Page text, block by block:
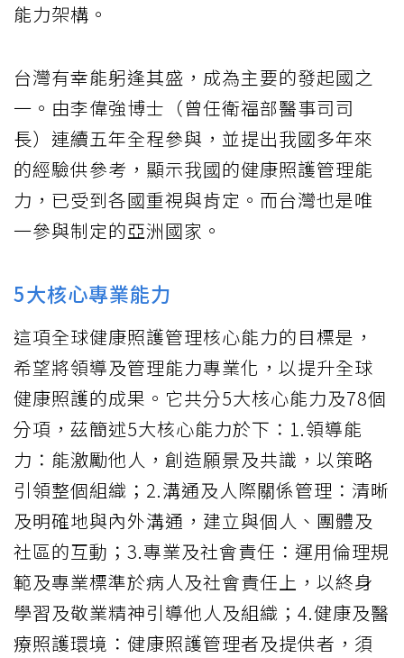
能力架構。
台灣有幸能躬逢其盛，成為主要的發起國之
一。由李偉強博士（曾任衛福部醫事司司
長）連續五年全程參與，並提出我國多年來
的經驗供參考，顯示我國的健康照護管理能
力，已受到各國重視與肯定。而台灣也是唯
一參與制定的亞洲國家。
5大核心專業能力
這項全球健康照護管理核心能力的目標是，
希望將領導及管理能力專業化，以提升全球
健康照護的成果。它共分5大核心能力及78個
分項，茲簡述5大核心能力於下：1.領導能
力：能激勵他人，創造願景及共識，以策略
引領整個組織；2.溝通及人際關係管理：清晰
及明確地與內外溝通，建立與個人、團體及
社區的互動；3.專業及社會責任：運用倫理規
範及專業標準於病人及社會責任上，以終身
學習及敬業精神引導他人及組織；4.健康及醫
療照護環境：健康照護管理者及提供者，須